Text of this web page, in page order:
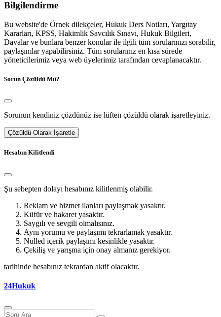
Bilgilendirme
Bu website'de Örnek dilekçeler, Hukuk Ders Notları, Yargıtay
Kararları, KPSS, Hakimlik Savcılık Sınavı, Hukuk Bilgileri,
Davalar ve bunlara benzer konular ile ilgili tüm sorularınızı sorabilir,
paylaşımlar yapabilirsiniz. Tüm sorularınız en kısa sürede
yöneticilerimiz veya web üyelerimiz tarafından cevaplanacaktır.
Sorun Çözüldü Mü?
Sorunun kendiniz çözdünüz ise lüften çözüldü olarak işaretleyiniz.
Çözüldü Olarak İşaretle
Hesabın Kilitlendi
Şu sebepten dolayı hesabınız kilitlenmiş olabilir.
Reklam ve hizmet ilanları paylaşmak yasaktır.
Küfür ve hakaret yasaktır.
Saygılı ve sevgili olmalısınız.
Aynı yorumu ve paylaşımı tekrarlamak yasaktır.
Nulled içerik paylaşımı kesinlikle yasaktır.
Çekiliş ve yarışma için onay almanız gerekiyor.
tarihinde hesabınız tekrardan aktif olacaktır.
24Hukuk